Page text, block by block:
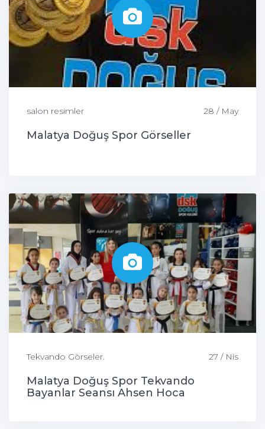
salon resimler 28 / May
Malatya Doğuş Spor Görseller
Tekvando Görseler. 27 / Nis
Malatya Doğuş Spor Tekvando
Bayanlar Seansı Ahsen Hoca